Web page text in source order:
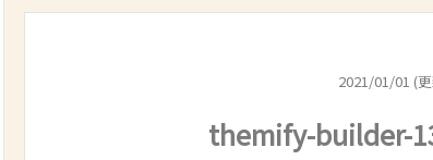
2021/01/01 (
themify-builder-